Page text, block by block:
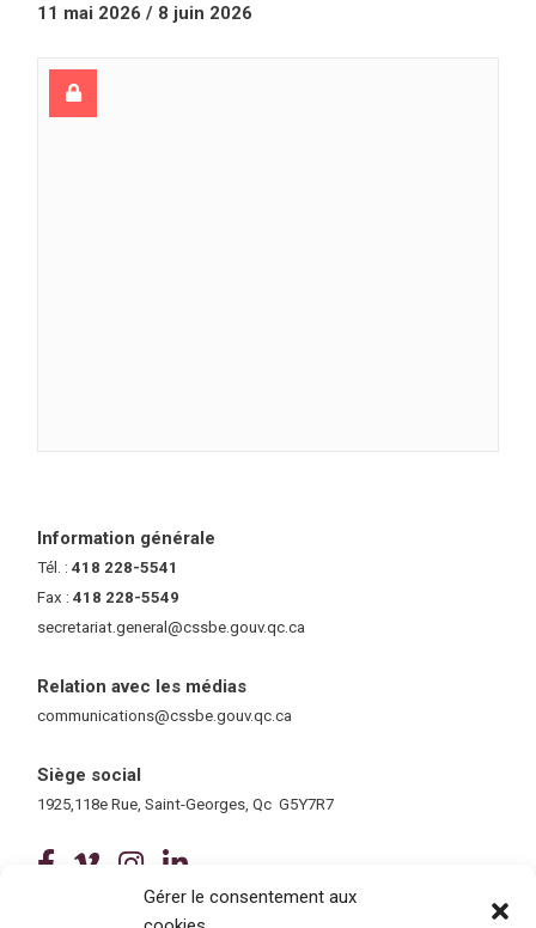
Gérer le consentement aux
11 mai 2026 / 8 juin 2026
Information générale
Tél. :418 228-5541
Fax :418 228-5549
secretariat.general@cssbe.gouv.qc.ca
Relation avec les médias
communications@cssbe.gouv.qc.ca
Siège social
1925,118e Rue, Saint-Georges, Qc G5Y7R7
(ce lien ouvre dans une nouvelle
(ce lien ouvre dans une nouvelle
(ce lien ouvre dans une
Tous droits réservés © 2026 Centre de services scolaire de la